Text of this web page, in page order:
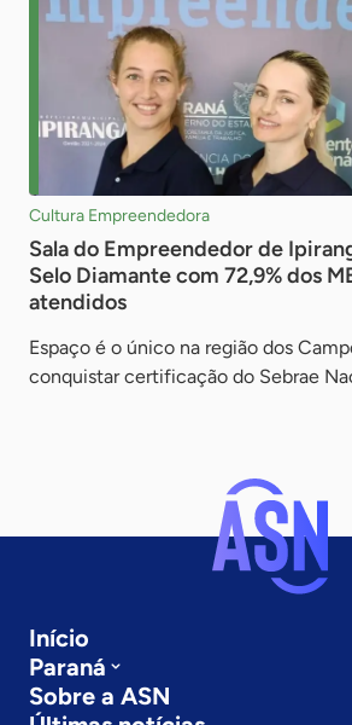
Cultura Empreendedora
Sala do Empreendedor de
Selo Diamante com 72,9% dos
atendidos
Espaço é o único na região dos
conquistar certificação do Sebrae
Início
Paraná
Sobre a ASN